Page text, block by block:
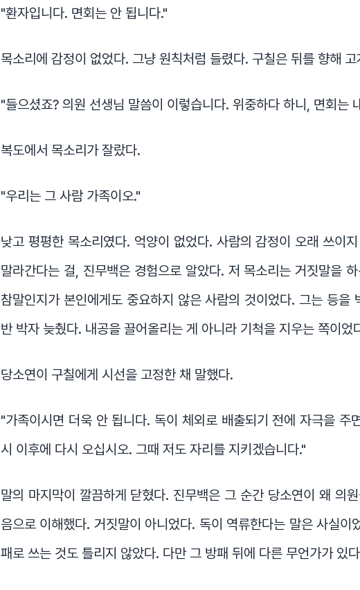
"환자입니다. 면회는 안 됩니다."
목소리에 감정이 없었다. 그냥 원칙처럼 들렸다. 구칠은 뒤를 향해
"들으셨죠? 의원 선생님 말씀이 이렇습니다. 위중하다 하니, 면회는
복도에서 목소리가 잘랐다.
"우리는 그 사람 가족이오."
낮고 평평한 목소리였다. 억양이 없었다. 사람의 감정이 오래 쓰이
말라간다는 걸, 진무백은 경험으로 알았다. 저 목소리는 거짓말을
참말인지가 본인에게도 중요하지 않은 사람의 것이었다. 그는 등을
반 박자 늦췄다. 내공을 끌어올리는 게 아니라 기척을 지우는 쪽이었
당소연이 구칠에게 시선을 고정한 채 말했다.
"가족이시면 더욱 안 됩니다. 독이 체외로 배출되기 전에 자극을 주
시 이후에 다시 오십시오. 그때 저도 자리를 지키겠습니다."
말의 마지막이 깔끔하게 닫혔다. 진무백은 그 순간 당소연이 왜 의
음으로 이해했다. 거짓말이 아니었다. 독이 역류한다는 말은 사실이
패로 쓰는 것도 틀리지 않았다. 다만 그 방패 뒤에 다른 무언가가 있